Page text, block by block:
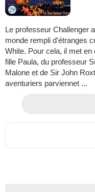
Le professeur Challenger
monde rempli d'étranges
White. Pour cela, il met
fille Paula, du professeur
Malone et de Sir John
aventuriers parviennet ...